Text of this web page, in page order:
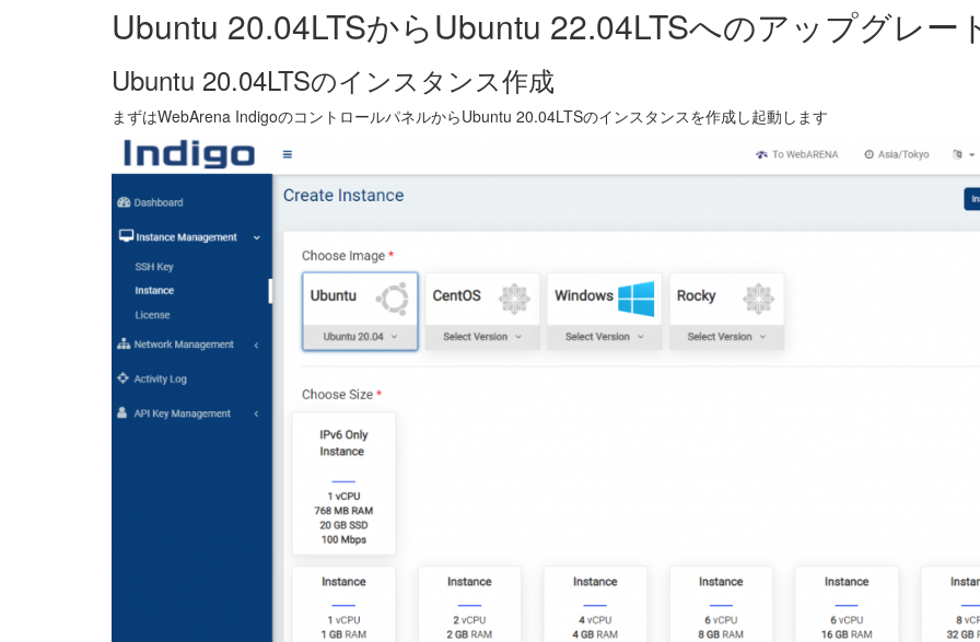
Ubuntu 20.04LTSからUbuntu 22.04LTSへのアップグレー
Ubuntu 20.04LTSのインスタンス作成
まずはWebArena IndigoのコントロールパネルからUbuntu 20.04LTSのインスタンスを作成し起動します
Image